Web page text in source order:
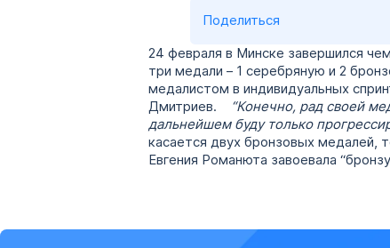
Поделиться
24 февраля в Минске завершился
три медали – 1 серебряную и 2
медалистом в индивидуальных
Дмитриев.
“Конечно, рад своей
дальнейшем буду только
касается двух бронзовых медалей,
Евгения Романюта завоевала